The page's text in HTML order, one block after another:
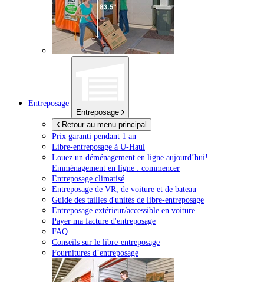
Entreposage
Entreposage
Retour au menu principal
Prix garanti pendant 1 an
Libre-entreposage à U-Haul
Louez un déménagement en ligne aujourd’hui!
Emménagement en ligne : commencer
Entreposage climatisé
Entreposage de VR, de voiture et de bateau
Guide des tailles d'unités de libre-entreposage
Entreposage extérieur/accessible en voiture
Payer ma facture d'entreposage
FAQ
Conseils sur le libre-entreposage
Fournitures d’entreposage